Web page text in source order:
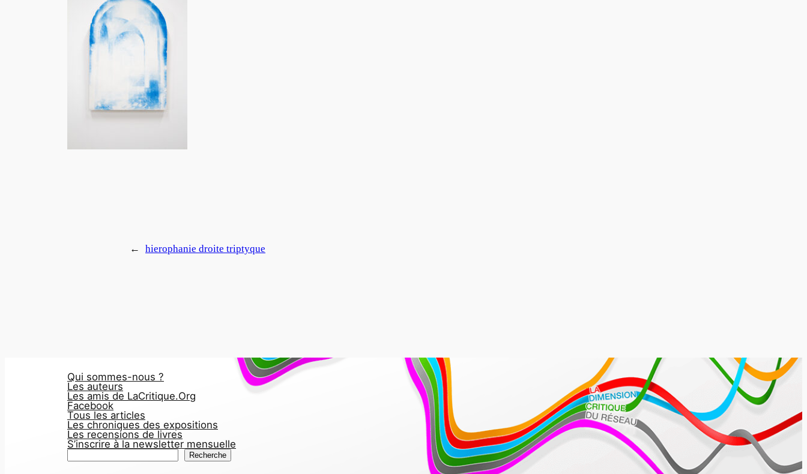
← hierophanie droite triptyque
Qui sommes-nous ?
Les auteurs
Les amis de LaCritique.Org
Facebook
Tous les articles
Les chroniques des expositions
Les recensions de livres
S’inscrire à la newsletter mensuelle
Recherche